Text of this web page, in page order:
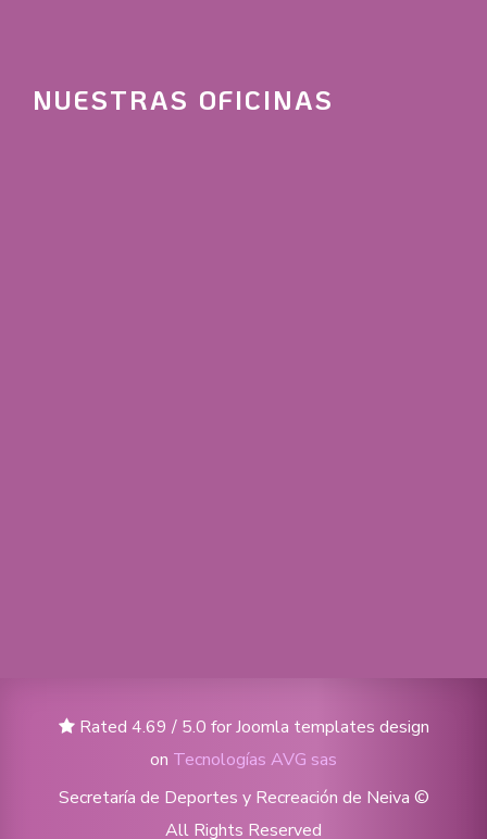
NUESTRAS OFICINAS
Rated 4.69 / 5.0 for Joomla templates design
on Tecnologías AVG sas
Secretaría de Deportes y Recreación de Neiva ©
All Rights Reserved